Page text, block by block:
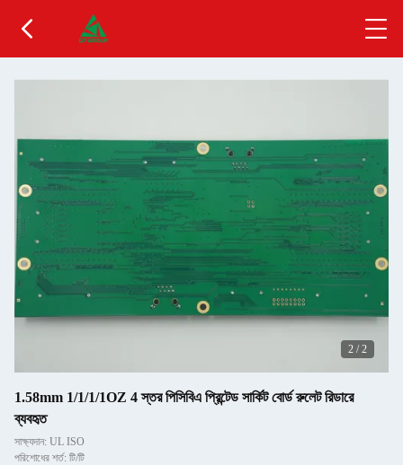
2 /2
1.58mm 1/1/1/1OZ 4 স্তর পিসিবিএ প্রিন্টেড সার্কিট বোর্ড রুলেট রিডারে
ব্যবহৃত
সাক্ষ্যদান: UL ISO
পরিশোধের শর্ত: টি/টি